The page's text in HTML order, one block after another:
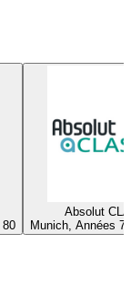
80
Absolut
Munich, Années